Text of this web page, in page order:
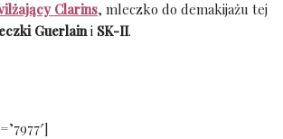
Clarins, mleczko do demakijażu tej
Guerlaini SK-II.